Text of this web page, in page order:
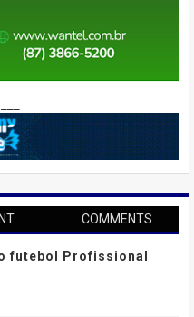
COMMENTS
futebol Profissional